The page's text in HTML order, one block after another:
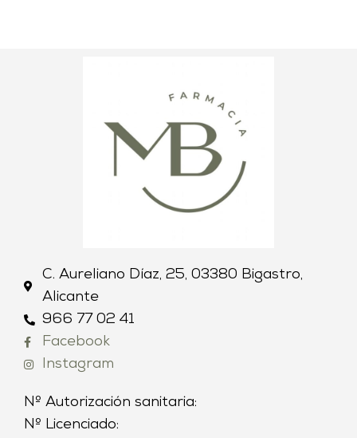
C. Aureliano Díaz, 25, 03380 Bigastro,
Alicante
966 77 02 41
Facebook
Instagram
Nº Autorización sanitaria:
Nº Licenciado: